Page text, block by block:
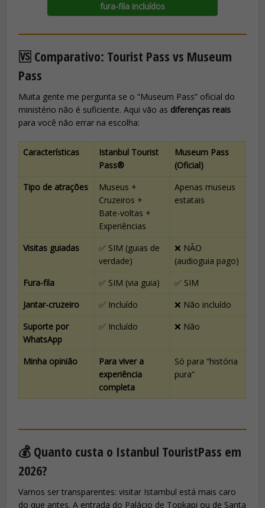
fura-fila incluídos
🆚 Comparativo: Tourist Pass vs Museum
Pass
Muita gente me pergunta se o “Museum Pass” oficial do
ministério não é suficiente. Aqui vão as diferenças reais
para você não errar na escolha:
Características
Istanbul Tourist
Pass®
Museum Pass
(Oficial)
Tipo de atrações
Museus +
Cruzeiros +
Bate-voltas +
Experiências
Apenas museus
estatais
Visitas guiadas
✅ SIM (guias de
verdade)
❌ NÃO
(audioguia pago)
Fura-fila
✅ SIM (via guia)
✅ SIM
Jantar-cruzeiro
✅ Incluído
❌ Não incluído
Suporte por
WhatsApp
✅ Incluído ❌ Não
Minha opinião
Para viver a
experiência
completa
Só para “história
pura”
💰 Quanto custa o Istanbul TouristPass em
2026?
Vamos ser transparentes: visitar Istambul está mais caro
do que antes. A entrada do Palácio de Topkapi ou de Santa